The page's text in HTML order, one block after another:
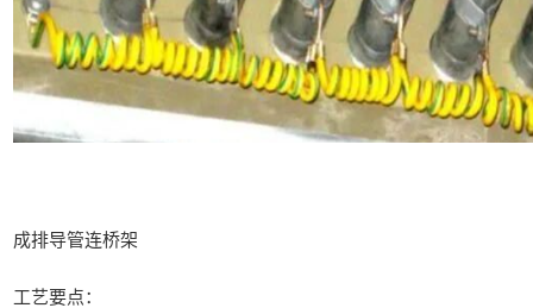
成排导管连桥架
工艺要点：